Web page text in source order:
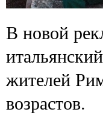
В новой
жителей
возрастов.